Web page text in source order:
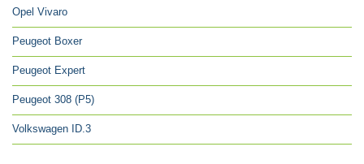
Opel Vivaro
Peugeot Boxer
Peugeot Expert
Peugeot 308 (P5)
Volkswagen ID.3